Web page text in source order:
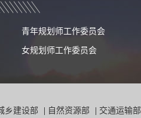
青年规划师工作委员会
女规划师工作委员会
乡建设部 自然资源部 交通运输部